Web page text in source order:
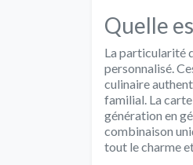
Quelle
La particularité
personnalisé.
culinaire
familial. La
génération en
combinaison
tout le charme